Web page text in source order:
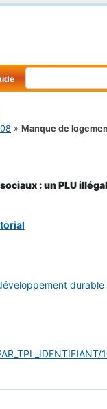
» Manque de
: un PLU illégal
durable